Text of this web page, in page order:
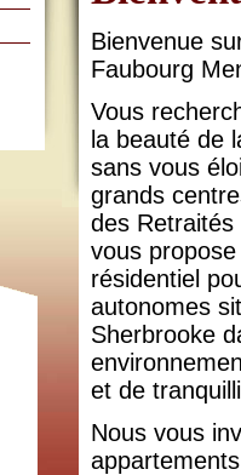
Bienvenue
Faubourg
Vous
la beauté de
sans vous
grands
des
vous
résidentiel
autonomes
Sherbrooke
et de
Nous vous